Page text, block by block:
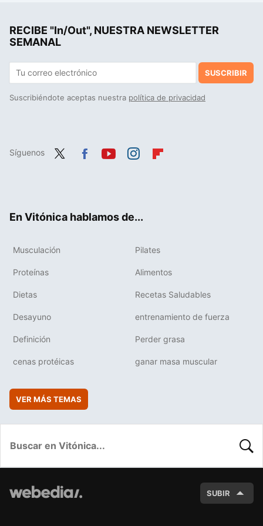
RECIBE "In/Out", NUESTRA NEWSLETTER
SEMANAL
SUSCRIBIR
Suscribiéndote aceptas nuestra política de privacidad
Síguenos
En Vitónica hablamos de...
Musculación Pilates
Proteínas Alimentos
Dietas Recetas Saludables
Desayuno entrenamiento de fuerza
Definición Perder grasa
cenas protéicas ganar masa muscular
VER MÁS TEMAS
SUBIR